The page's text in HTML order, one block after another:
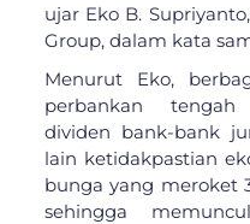
ujar Eko B.
Group, dalam kata
Menurut Eko,
perbankan tengah
dividen bank-bank
lain ketidakpastian
bunga yang meroket
sehingga